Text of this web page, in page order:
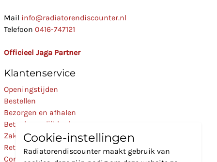
Mail info@radiatorendiscounter.nl
Telefoon 0416-747121
Officieel Jaga Partner
Klantenservice
Openingstijden
Bestellen
Bezorgen en afhalen
Betaalmogelijkheden
Zakelijk
Retourneren
Contact
Cookie-instellingen
Radiatorendiscounter maakt gebruik van